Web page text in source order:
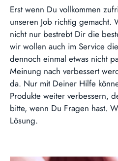
Erst wenn Du vollkommen
unseren Job richtig gemacht.
nicht nur bestrebt Dir die
wir wollen auch im Service
dennoch einmal etwas nicht
Meinung nach verbessert
da. Nur mit Deiner Hilfe
Produkte weiter verbessern,
bitte, wenn Du Fragen hast.
Lösung.